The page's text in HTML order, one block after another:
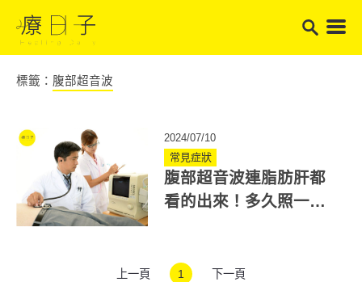
標籤： 腹部超音波
2024/07/10
常見症狀
腹部超音波連脂肪肝都
看的出來！多久照一
上一頁 1 下一頁